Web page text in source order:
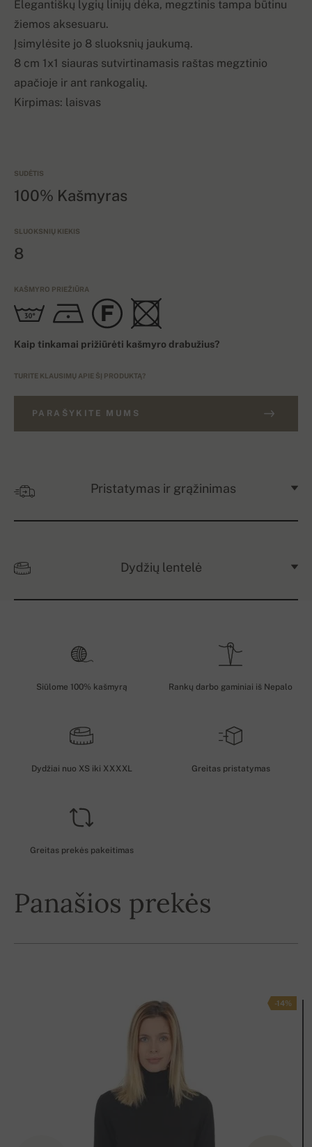
Elegantiškų lygių linijų dėka, megztinis tampa būtinu
žiemos aksesuaru.
Įsimylėsite jo 8 sluoksnių jaukumą.
8 cm 1x1 siauras sutvirtinamasis raštas megztinio
apačioje ir ant rankogalių.
Kirpimas: laisvas
SUDĖTIS
100% Kašmyras
SLUOKSNIŲ KIEKIS
8
KAŠMYRO PRIEŽIŪRA
Kaip tinkamai prižiūrėti kašmyro drabužius?
TURITE KLAUSIMŲ APIE ŠĮ PRODUKTĄ?
PARAŠYKITE MUMS
Pristatymas ir grąžinimas
Dydžių lentelė
Siūlome 100% kašmyrą Rankų darbo gaminiai iš Nepalo
Dydžiai nuo XS iki XXXXL Greitas pristatymas
Greitas prekės pakeitimas
Panašios prekės
-14%